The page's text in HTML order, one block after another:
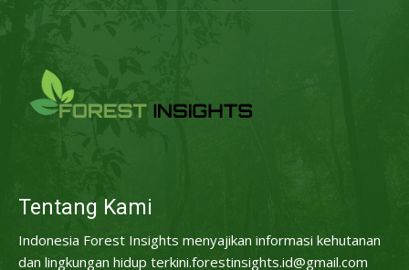
Tentang Kami
Indonesia Forest Insights menyajikan informasi kehutanan
dan lingkungan hidup terkini.forestinsights.id@gmail.com